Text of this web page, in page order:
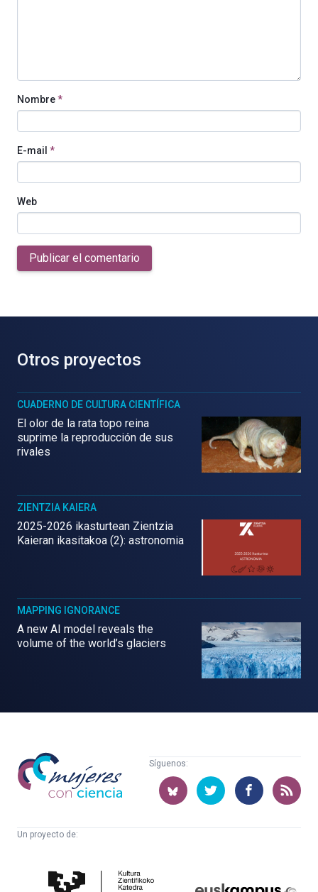
Nombre*
E-mail *
Web
Publicar el comentario
Otros proyectos
CUADERNO DE CULTURA CIENTÍFICA
El olor de la rata topo reina
suprime la reproducción de sus
rivales
ZIENTZIA KAIERA
2025-2026 ikasturtean Zientzia
Kaieran ikasitakoa (2): astronomia
MAPPING IGNORANCE
A new AI model reveals the
volume of the world’s glaciers
Mujeres
con
ciencia
Síguenos:
Un proyecto de:
Cultura